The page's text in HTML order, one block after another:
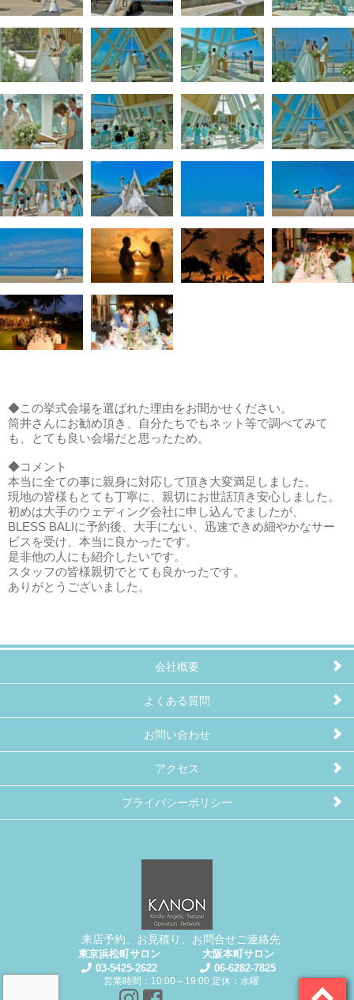
◆この挙式会場を選ばれた理由をお聞かせください。
筒井さんにお勧め頂き、自分たちでもネット等で調べてみて
も、とても良い会場だと思ったため。
◆コメント
本当に全ての事に親身に対応して頂き大変満足しました。
現地の皆様もとても丁寧に、親切にお世話頂き安心しました。
初めは大手のウェディング会社に申し込んでましたが、
BLESS BALIに予約後、大手にない、迅速できめ細やかなサー
ビスを受け、本当に良かったです。
是非他の人にも紹介したいです。
スタッフの皆様親切でとても良かったです。
ありがとうございました。
会社概要
よくある質問
お問い合わせ
アクセス
プライバシーポリシー
来店予約、お見積り、お問合せご連絡先
東京浜松町サロン
03-5425-2622
大阪本町サロン
06-6282-7825
営業時間：10:00～19:00 定休：水曜